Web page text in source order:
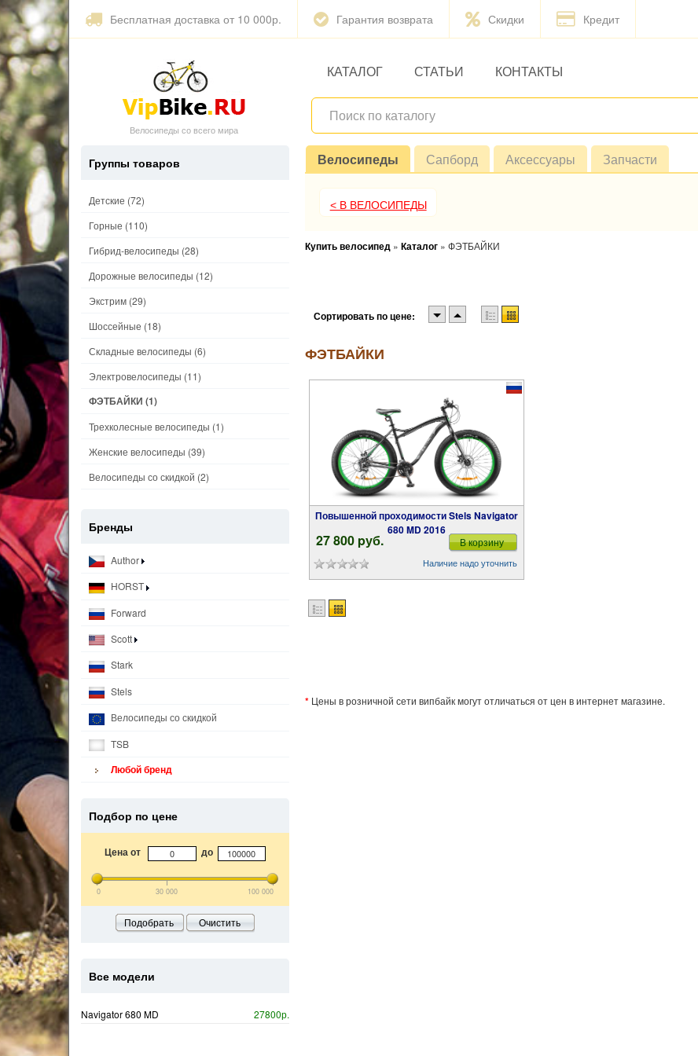
Бесплатная доставка от 10 000р. Гарантия возврата Скидки Кредит
Велосипеды со всего мира
КАТАЛОГ СТАТЬИ КОНТАКТЫ
Велосипеды Сапборд Аксессуары Запчасти
< В ВЕЛОСИПЕДЫ
Купить велосипед » Каталог » ФЭТБАЙКИ
Сортировать по цене:
ФЭТБАЙКИ
Повышенной проходимости Stels Navigator
680 MD 2016
27 800 pуб. В корзину
Наличие надо уточнить
* Цены в розничной сети випбайк могут отличаться от цен в интернет магазине.
Группы товаров
Детские (72)
Горные (110)
Гибрид-велосипеды (28)
Дорожные велосипеды (12)
Экстрим (29)
Шоссейные (18)
Складные велосипеды (6)
Электровелосипеды (11)
ФЭТБАЙКИ (1)
Трехколесные велосипеды (1)
Женские велосипеды (39)
Велосипеды со скидкой (2)
Бренды
Author
HORST
Forward
Scott
Stark
Stels
Велосипеды со скидкой
TSB
Любой бренд
Подбор по цене
Цена от до
0 30 000 100 000
Подобрать Очистить
Все модели
Navigator 680 MD 27800р.